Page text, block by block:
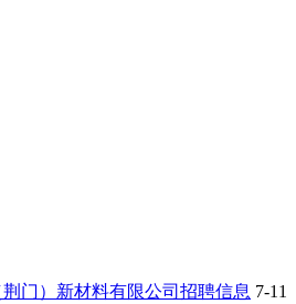
荆门）新材料有限公司招聘信息 7-11